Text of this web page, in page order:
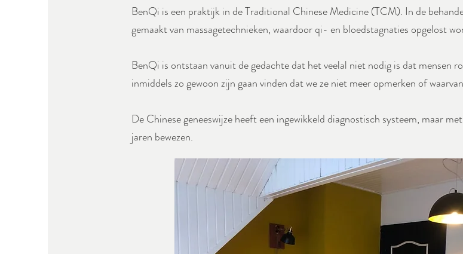
BenQi is een praktijk in de Traditional Chinese Medicine (TCM). In de
gemaakt van massagetechnieken, waardoor qi- en bloedstagnaties opgelost
BenQi is ontstaan vanuit de gedachte dat het veelal niet nodig is dat mensen
inmiddels zo gewoon zijn gaan vinden dat we ze niet meer opmerken of
De Chinese geneeswijze heeft een ingewikkeld diagnostisch systeem, maar
jaren bewezen.